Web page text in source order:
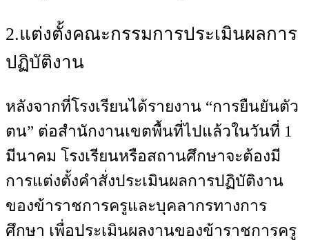
2.แต่งตั้งคณะกรรมการประเมินผลการ
ปฏิบัติงาน
หลังจากที่โรงเรียนได้รายงาน “การยืนยันตัว
ตน” ต่อสำนักงานเขตพื้นที่ไปแล้วในวันที่ 1
มีนาคม โรงเรียนหรือสถานศึกษาจะต้องมี
การแต่งตั้งคำสั่งประเมินผลการปฏิบัติงาน
ของข้าราชการครูและบุคลากรทางการ
ศึกษา เพื่อประเมินผลงานของข้าราชการครู